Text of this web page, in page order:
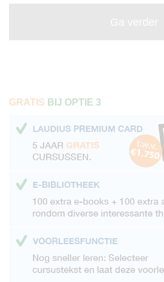
GRATIS BIJ OPTIE 3